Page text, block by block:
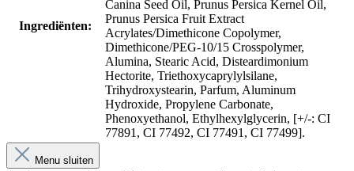
Ingrediënten:
Canina Seed Oil, Prunus Persica Kernel Oil,
Prunus Persica Fruit Extract
Acrylates/Dimethicone Copolymer,
Dimethicone/PEG-10/15 Crosspolymer,
Alumina, Stearic Acid, Disteardimonium
Hectorite, Triethoxycaprylylsilane,
Trihydroxystearin, Parfum, Aluminum
Hydroxide, Propylene Carbonate,
Phenoxyethanol, Ethylhexylglycerin, [+/-: CI
77891, CI 77492, CI 77491, CI 77499].
Menu sluiten